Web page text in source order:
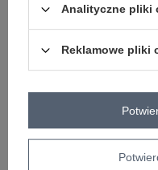
ZALOGUJ
Masz pytanie? Chętnie
Zadzwoń+48 601 547
skład materiału : 50%
sposób prania : pranie w
Analityczne pliki
Reklamowe pliki